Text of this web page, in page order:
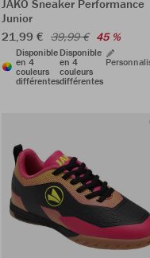
JAKO Sneaker Performance
Junior
21,99 € 39,99 € 45 %
Disponible
en 4
couleurs
différentes
Disponible
en 4
couleurs
différentes